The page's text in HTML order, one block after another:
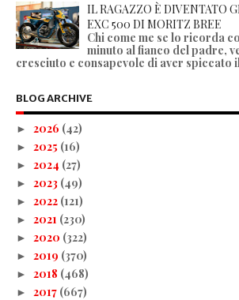
IL RAGAZZO È DIVENTATO
EXC 500 DI MORITZ BREE
Chi come me se lo ricorda
minuto al fianco del padre,
cresciuto e consapevole di aver spiccato
BLOG ARCHIVE
► 2026 (42)
► 2025 (16)
► 2024 (27)
► 2023 (49)
► 2022 (121)
► 2021 (230)
► 2020 (322)
► 2019 (370)
► 2018 (468)
► 2017 (667)